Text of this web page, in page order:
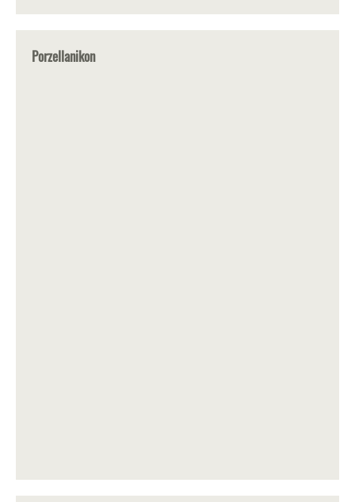
Porzellanikon